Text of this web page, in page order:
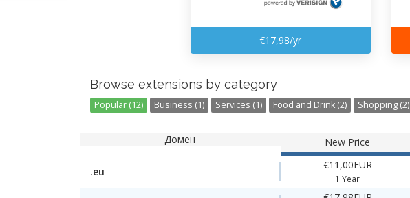
€17,98/yr
Browse extensions by category
Popular (12) Business (1) Services (1) Food and Drink (2) Shopping (2)
Домен New Price
.eu
€11,00EUR
1 Year